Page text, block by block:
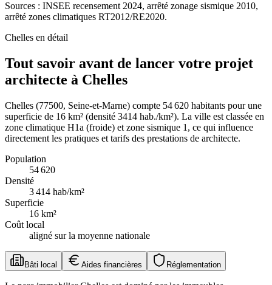
Sources : INSEE recensement 2024, arrêté zonage sismique 2010,
arrêté zones climatiques RT2012/RE2020.
Chelles en détail
Tout savoir avant de lancer votre projet
architecte à Chelles
Chelles (77500, Seine-et-Marne) compte 54 620 habitants pour une
superficie de 16 km² (densité 3414 hab./km²). La ville est classée en
zone climatique H1a (froide) et zone sismique 1, ce qui influence
directement les pratiques et tarifs des prestations de architecte.
Population
54 620
Densité
3 414 hab/km²
Superficie
16 km²
Coût local
aligné sur la moyenne nationale
Bâti local Aides financières Réglementation